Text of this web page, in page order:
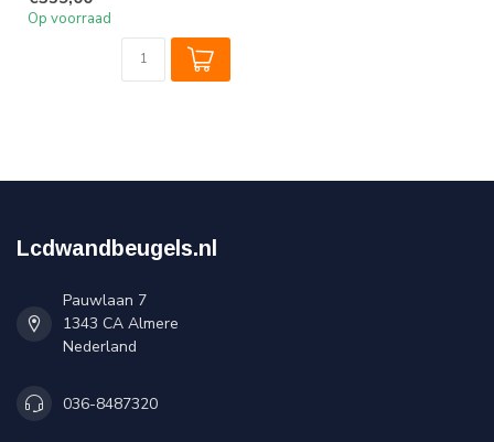
Op voorraad
Lcdwandbeugels.nl
Pauwlaan 7
1343 CA Almere
Nederland
036-8487320